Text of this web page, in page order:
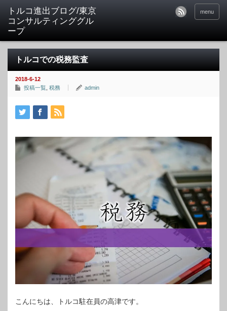
トルコ進出ブログ/東京
コンサルティンググル
ープ
menu
トルコでの税務監査
2018-6-12
投稿一覧 税務 admin
こんにちは、トルコ駐在員の高津です。